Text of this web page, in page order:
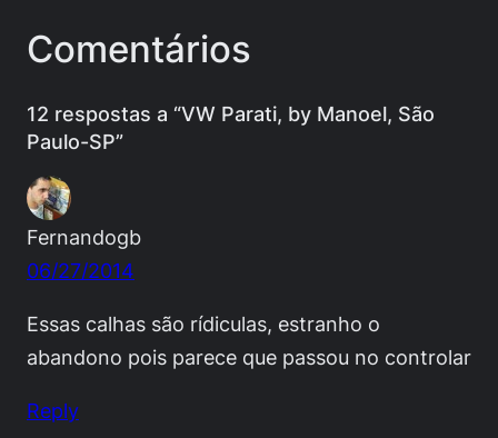
Comentários
12 respostas a “VW Parati, by Manoel, São
Paulo-SP”
Fernandogb
06/27/2014
Essas calhas são rídiculas, estranho o
abandono pois parece que passou no controlar
Reply